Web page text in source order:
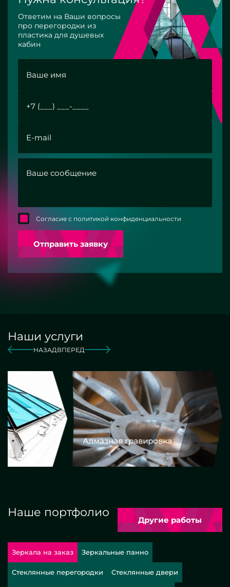
Ответим на Ваши вопросы
про перегородки из
пластика для душевых
кабин
Согласие с политикой конфиденциальности
Отправить заявку
Наши услуги
НАЗАД ВПЕРЕД
Алмазная гравировка
Наше портфолио
Другие работы
Зеркала на заказ Зеркальные панно
Стеклянные перегородки Стеклянные двери